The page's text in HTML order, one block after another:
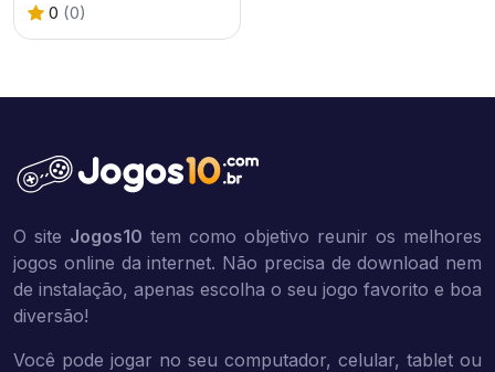
0 (0)
O site Jogos10 tem como objetivo reunir os melhores
jogos online da internet. Não precisa de download nem
de instalação, apenas escolha o seu jogo favorito e boa
diversão!
Você pode jogar no seu computador, celular, tablet ou